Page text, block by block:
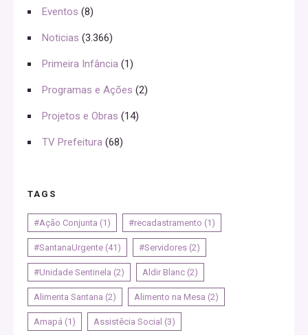
Eventos (8)
Noticias (3.366)
Primeira Infância (1)
Programas e Ações (2)
Projetos e Obras (14)
TV Prefeitura (68)
TAGS
#Ação Conjunta (1) #recadastramento (1)
#SantanaUrgente (41) #Servidores (2)
#Unidade Sentinela (2) Aldir Blanc (2)
Alimenta Santana (2) Alimento na Mesa (2)
Amapá (1) Assistêcia Social (3)